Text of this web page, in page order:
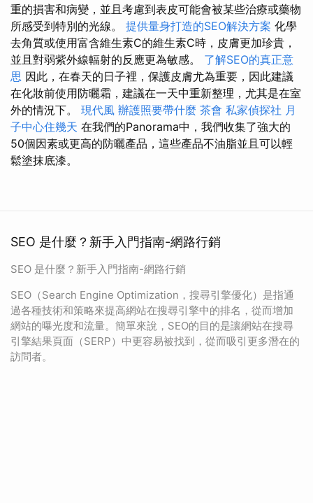
重的損害和病變，並且考慮到表皮可能會被某些治療或藥物
所感受到特別的光線。 提供量身打造的SEO解決方案 化學
去角質或使用富含維生素C的維生素C時，皮膚更加珍貴，
並且對弱紫外線輻射的反應更為敏感。 了解SEO的真正意
思 因此，在春天的日子裡，保護皮膚尤為重要，因此建議
在化妝前使用防曬霜，建議在一天中重新整理，尤其是在室
外的情況下。 現代風 辦護照要帶什麼 茶會 私家偵探社 月
子中心住幾天 在我們的Panorama中，我們收集了強大的
50個因素或更高的防曬產品，這些產品不油脂並且可以輕
鬆塗抹底漆。
SEO 是什麼？新手入門指南-網路行銷
SEO 是什麼？新手入門指南-網路行銷
SEO（Search Engine Optimization，搜尋引擎優化）是指通
過各種技術和策略來提高網站在搜尋引擎中的排名，從而增加
網站的曝光度和流量。簡單來說，SEO的目的是讓網站在搜尋
引擎結果頁面（SERP）中更容易被找到，從而吸引更多潛在的
訪問者。